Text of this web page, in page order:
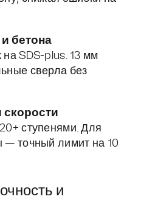
бетона
SDS-plus. 13 мм
сверла без
скорости
ступенями. Для
— точный лимит на 10
и